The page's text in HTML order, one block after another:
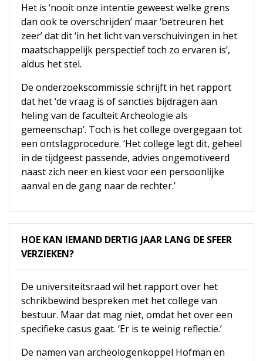
Het is ‘nooit onze intentie geweest welke grens
dan ook te overschrijden’ maar ‘betreuren het
zeer’ dat dit ‘in het licht van verschuivingen in het
maatschappelijk perspectief toch zo ervaren is’,
aldus het stel.
De onderzoekscommissie schrijft in het rapport
dat het ‘de vraag is of sancties bijdragen aan
heling van de faculteit Archeologie als
gemeenschap’. Toch is het college overgegaan tot
een ontslagprocedure. ‘Het college legt dit, geheel
in de tijdgeest passende, advies ongemotiveerd
naast zich neer en kiest voor een persoonlijke
aanval en de gang naar de rechter.’
HOE KAN IEMAND DERTIG JAAR LANG DE SFEER
VERZIEKEN?
De universiteitsraad wil het rapport over het
schrikbewind bespreken met het college van
bestuur. Maar dat mag niet, omdat het over een
specifieke casus gaat. ‘Er is te weinig reflectie.’
De namen van archeologenkoppel Hofman en